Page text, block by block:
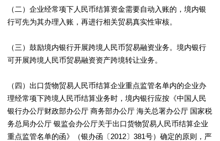
（二）企业经常项下人民币结算资金需要自动入账的，境内银
行可先为其办理入账，再进行相关贸易真实性审核。
（三）鼓励境内银行开展跨境人民币贸易融资业务。境内银行
可开展跨境人民币贸易融资资产跨境转让业务。
（四）出口货物贸易人民币结算企业重点监管名单内的企业办
理经常项下跨境人民币结算业务时，境内银行应按《中国人民
银行办公厅财政部办公厅 商务部办公厅 海关总署办公厅 国家税
务总局办公厅 银监会办公厅关于出口货物贸易人民币结算企业
重点监管名单的函》（银办函〔2012〕381号）确定的原则，严